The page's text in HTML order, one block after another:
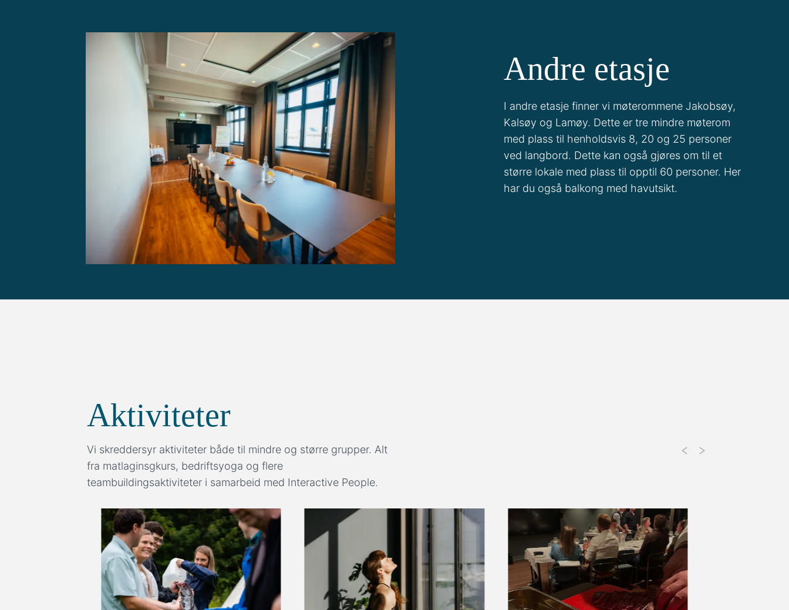
Andre etasje
I andre etasje finner vi møterommene Jakobsøy,
Kalsøy og Lamøy. Dette er tre mindre møterom
med plass til henholdsvis 8, 20 og 25 personer
ved langbord. Dette kan også gjøres om til et
større lokale med plass til opptil 60 personer. Her
har du også balkong med havutsikt.
Aktiviteter
Vi skreddersyr aktiviteter både til mindre og større grupper. Alt
fra matlaginsgkurs, bedriftsyoga og flere
teambuildingsaktiviteter i samarbeid med Interactive People.
Previous